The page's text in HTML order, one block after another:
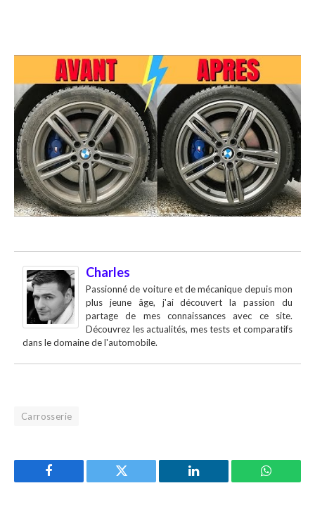
Charles
Passionné de voiture et de mécanique depuis mon
plus jeune âge, j'ai découvert la passion du
partage de mes connaissances avec ce site.
Découvrez les actualités, mes tests et comparatifs
dans le domaine de l'automobile.
Carrosserie
Facebook Twitter LinkedIn